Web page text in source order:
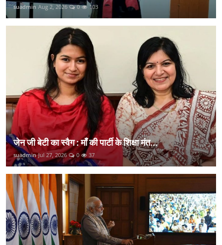
suadmin Aug 2, 2026 0 103
जेन जी बेटी का स्वैग : माँ की पार्टी के शिक्षा मंत...
suadmin Jul 27, 2026 0 37